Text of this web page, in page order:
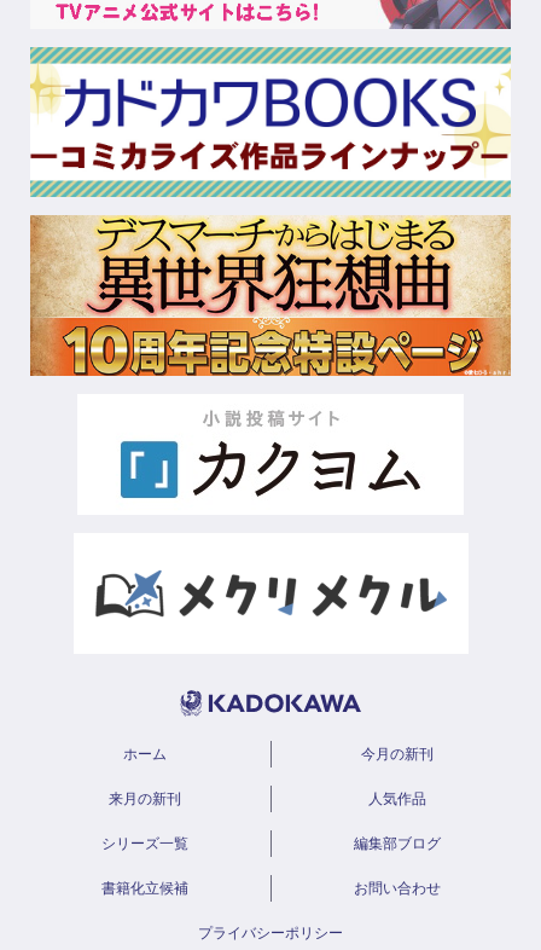
ホーム 今月の新刊
来月の新刊 人気作品
シリーズ一覧 編集部ブログ
書籍化立候補 お問い合わせ
プライバシーポリシー